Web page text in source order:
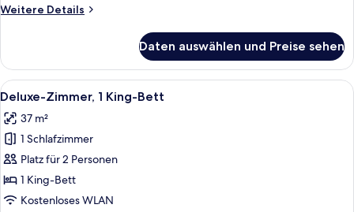
Weitere Details
Weitere
Flussblick
Daten auswählen und Preise sehen
Alle
Fotos
für
Deluxe-
Zimmer,
1 King-
Bett
Ein moderner Außenbereich zum
9
Deluxe-Zimmer, 1 King-Bett
37 m²
1 Schlafzimmer
Platz für 2 Personen
1 King-Bett
Kostenloses WLAN